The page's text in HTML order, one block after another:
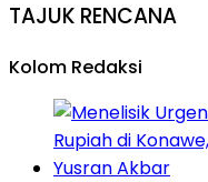
TAJUK RENCANA
Kolom Redaksi